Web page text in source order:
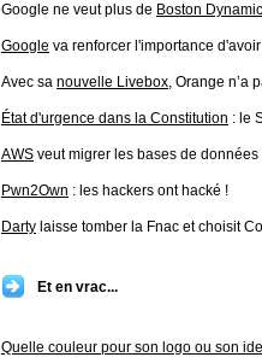
Google ne veut plus de Boston
Google va renforcer l'importance
Avec sa nouvelle Livebox, Orange n’a
État d'urgence dans la Constitution : le
AWS veut migrer les bases de
Pwn2Own : les hackers ont hacké !
Darty laisse tomber la Fnac et choisit
Et en vrac...
Quelle couleur pour son logo ou son